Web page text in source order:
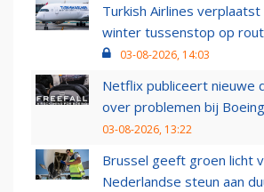
Turkish Airlines
winter tussenstop op
03-08-2026, 14:03
Netflix publiceert nieuwe
over problemen bij Boeing
03-08-2026, 13:22
Brussel geeft groen licht
Nederlandse steun aan